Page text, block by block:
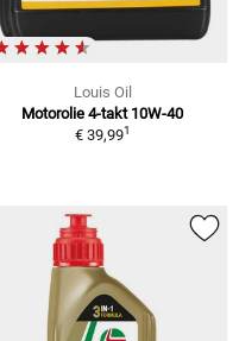
Louis Oil
Motorolie 4-takt 10W-40
€ 39,991